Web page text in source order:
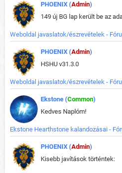
PHOENIX (Admin)
Weboldal javaslatok/észrevételek -
PHOENIX (Admin)
HSHU v31.3.0
Weboldal javaslatok/észrevételek -
Ekstone (Common)
Kedves Naplóm!
Ekstone Hearthstone kalandozásai -
PHOENIX (Admin)
Kisebb javítások történtek: